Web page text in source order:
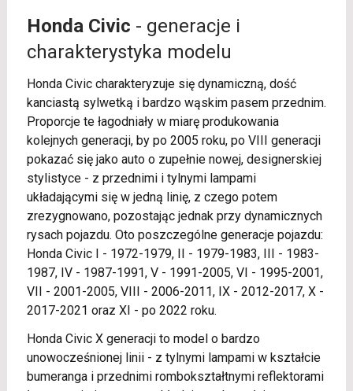
Honda Civic - generacje i
charakterystyka modelu
Honda Civic charakteryzuje się dynamiczną, dość
kanciastą sylwetką i bardzo wąskim pasem przednim.
Proporcje te łagodniały w miarę produkowania
kolejnych generacji, by po 2005 roku, po VIII generacji
pokazać się jako auto o zupełnie nowej, designerskiej
stylistyce - z przednimi i tylnymi lampami
układającymi się w jedną linię, z czego potem
zrezygnowano, pozostając jednak przy dynamicznych
rysach pojazdu. Oto poszczególne generacje pojazdu:
Honda Civic I - 1972-1979, II - 1979-1983, III - 1983-
1987, IV - 1987-1991, V - 1991-2005, VI - 1995-2001,
VII - 2001-2005, VIII - 2006-2011, IX - 2012-2017, X -
2017-2021 oraz XI - po 2022 roku.
Honda Civic X generacji to model o bardzo
unowocześnionej linii - z tylnymi lampami w kształcie
bumeranga i przednimi rombokształtnymi reflektorami